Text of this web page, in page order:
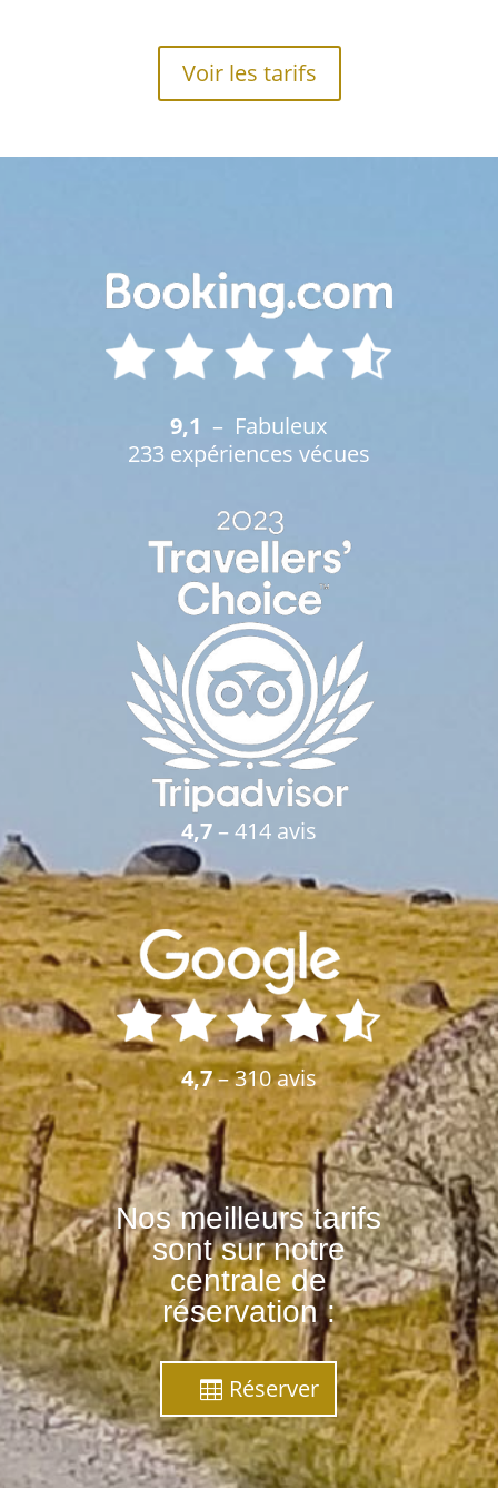
Voir les tarifs
9,1 – Fabuleux
233 expériences vécues
4,7– 414 avis
4,7– 310 avis
Nos meilleurs tarifs
sont sur notre
centrale de
réservation :
Réserver